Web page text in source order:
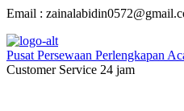
Email :
Pusat Persewaan Perlengkapan
Customer Service 24 jam